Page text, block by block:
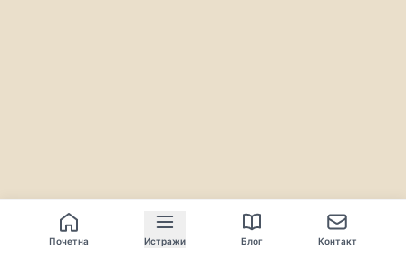
Почетна Истражи Блог Контакт